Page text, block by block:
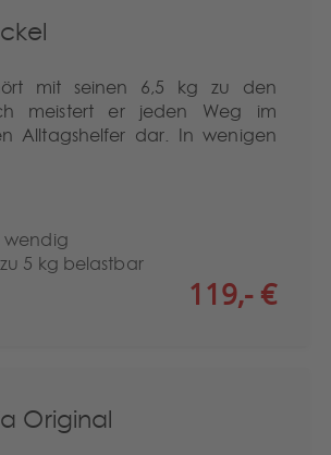
mit seinen 6,5 kg zu den
meistert er jeden Weg im
Alltagshelfer dar. In wenigen
wendig
5 kg belastbar
119,- €
Original